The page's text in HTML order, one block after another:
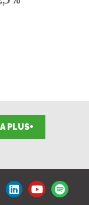
PLUS+
L
i
n
Y
o
u
S
p
o